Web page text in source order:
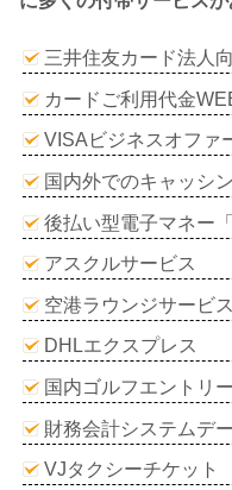
三井住友カード法人
カードご利用代金
VISAビジネスオファ
国内外でのキャッシ
後払い型電子マネー
アスクルサービス
空港ラウンジサービス
DHLエクスプレス
国内ゴルフエントリ
財務会計システムデ
VJタクシーチケット